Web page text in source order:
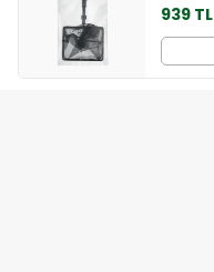
939 TL